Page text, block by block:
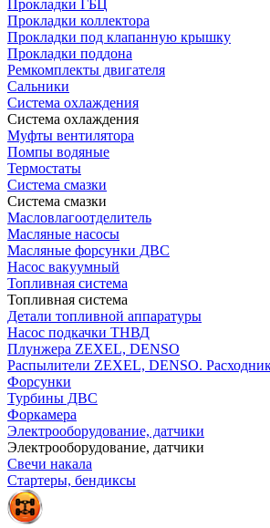
Прокладки ГБЦ
Прокладки коллектора
Прокладки под клапанную крышку
Прокладки поддона
Ремкомплекты двигателя
Сальники
Система охлаждения
Система охлаждения
Муфты вентилятора
Помпы водяные
Термостаты
Система смазки
Система смазки
Масловлагоотделитель
Масляные насосы
Масляные форсунки ДВС
Насос вакуумный
Топливная система
Топливная система
Детали топливной аппаратуры
Насос подкачки ТНВД
Плунжера ZEXEL, DENSO
Распылители ZEXEL, DENSO.
Форсунки
Турбины ДВС
Форкамера
Электрооборудование, датчики
Электрооборудование, датчики
Свечи накала
Стартеры, бендиксы